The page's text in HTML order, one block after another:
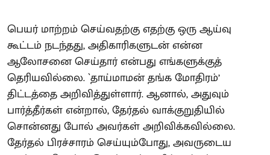
பெயர் மாற்றம் செய்வதற்கு எதற்கு ஒரு ஆய்வு
கூட்டம் நடந்தது, அதிகாரிகளுடன் என்ன
ஆலோசனை செய்தார் என்பது எங்களுக்குத்
தெரியவில்லை. `தாய்மாமன் தங்க மோதிரம்’
திட்டத்தை அறிவித்துள்ளார். ஆனால், அதுவும்
பார்த்தீர்கள் என்றால், தேர்தல் வாக்குறுதியில்
சொன்னது போல் அவர்கள் அறிவிக்கவில்லை.
தேர்தல் பிரச்சாரம் செய்யும்போது, அவருடைய